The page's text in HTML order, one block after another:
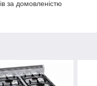
за домовленістю